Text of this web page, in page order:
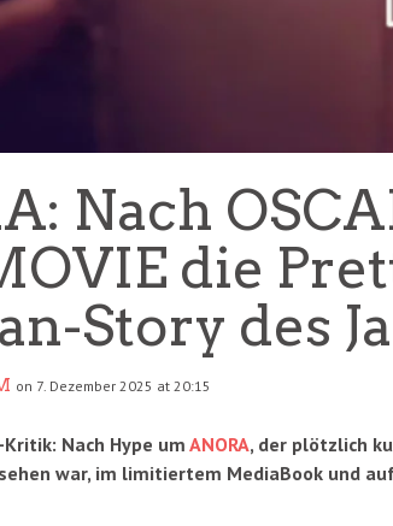
Nach
die
Story des
on 7. Dezember 2025 at 20:15
Nach Hype um ANORA, der plötzlich
war, im limitiertem MediaBook und